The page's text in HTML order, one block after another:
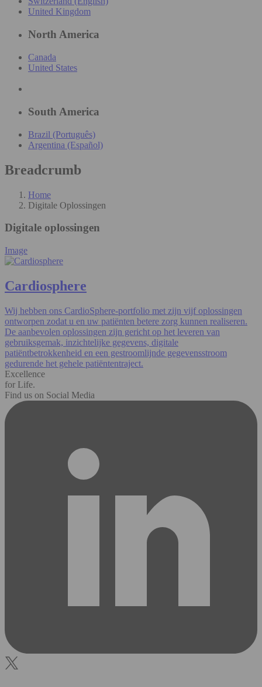
United Kingdom
North America
Canada
United States
South America
Brazil (Português)
Argentina (Español)
Breadcrumb
Home
Digitale Oplossingen
Digitale oplossingen
Image
Cardiosphere
Wij hebben ons CardioSphere-portfolio met zijn vijf oplossingen
ontworpen zodat u en uw patiënten betere zorg kunnen realiseren.
De aanbevolen oplossingen zijn gericht op het leveren van
gebruiksgemak, inzichtelijke gegevens, digitale
patiëntbetrokkenheid en een gestroomlijnde gegevensstroom
gedurende het gehele patiëntentraject.
Excellence
for Life.
Find us on Social Media